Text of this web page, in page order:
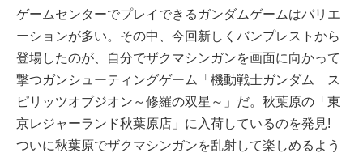
ゲームセンターでプレイできるガンダムゲームはバリエ
ーションが多い。その中、今回新しくバンプレストから
登場したのが、自分でザクマシンガンを画面に向かって
撃つガンシューティングゲーム「機動戦士ガンダム ス
ピリッツオブジオン～修羅の双星～」だ。秋葉原の「東
京レジャーランド秋葉原店」に入荷しているのを発見!
ついに秋葉原でザクマシンガンを乱射して楽しめるよう